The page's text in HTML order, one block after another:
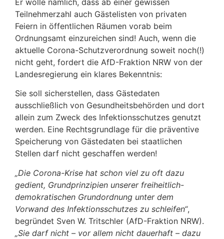
Teilnehmerzahl auch Gästelisten von privaten
Feiern in öffentlichen Räumen vorab beim
Ordnungsamt einzureichen sind! Auch, wenn die
aktuelle Corona-Schutzverordnung soweit noch(!)
nicht geht, fordert die AfD-Fraktion NRW von der
Landesregierung ein klares Bekenntnis:
Sie soll sicherstellen, dass Gästedaten
ausschließlich von Gesundheitsbehörden und dort
allein zum Zweck des Infektionsschutzes genutzt
werden. Eine Rechtsgrundlage für die präventive
Speicherung von Gästedaten bei staatlichen
Stellen darf nicht geschaffen werden!
„Die Corona-Krise hat schon viel zu oft dazu
gedient, Grundprinzipien unserer freiheitlich-
demokratischen Grundordnung unter dem
Vorwand des Infektionsschutzes zu schleifen“,
begründet Sven W. Tritschler (AfD-Fraktion NRW).
„Sie darf nicht – vor allem nicht dauerhaft – dazu